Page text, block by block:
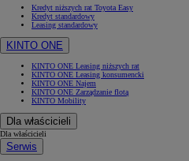
Kredyt niższych rat Toyota Easy
Kredyt standardowy
Leasing standardowy
KINTO ONE
KINTO ONE Leasing niższych rat
KINTO ONE Leasing konsumencki
KINTO ONE Najem
KINTO ONE Zarządzanie flotą
KINTO Mobility
Dla właścicieli
Dla właścicieli
Serwis